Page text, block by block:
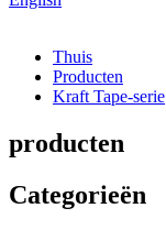
Thuis
Producten
Kraft Tape-serie
producten
Categorieën